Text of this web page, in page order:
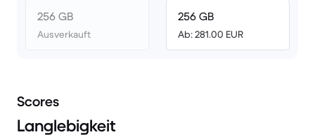
256 GB
Ausverkauft
256 GB
Ab: 281.00 EUR
Scores
Langlebigkeit